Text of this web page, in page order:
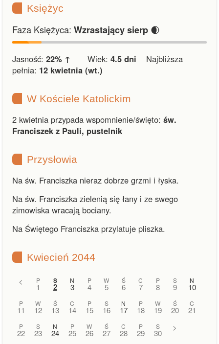
Księżyc
Faza Księżyca: Wzrastający sierp 🌒
Jasność: 22% ↑ Wiek: 4.5 dni Najbliższa
pełnia: 12 kwietnia (wt.)
W Kościele Katolickim
2 kwietnia przypada wspomnienie/święto: św.
Franciszek z Pauli, pustelnik
Przysłowia
Na św. Franciszka nieraz dobrze grzmi i łyska.
Na św. Franciszka zielenią się łany i ze swego
zimowiska wracają bociany.
Na Świętego Franciszka przylatuje pliszka.
Kwiecień 2044
< P
1
S
2
N
3
P
4
W
5
Ś
6
C
7
P
8
S
9
N
10
P
11
W
12
Ś
13
C
14
P
15
S
16
N
17
P
18
W
19
Ś
20
C
21
P
22
S
23
N
24
P
25
W
26
Ś
27
C
28
P
29
S
30
>